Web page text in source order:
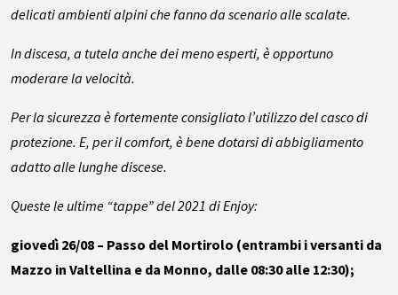
delicati ambienti alpini che fanno da scenario alle scalate.
In discesa, a tutela anche dei meno esperti, è opportuno
moderare la velocità.
Per la sicurezza è fortemente consigliato l’utilizzo del casco di
protezione. E, per il comfort, è bene dotarsi di abbigliamento
adatto alle lunghe discese.
Queste le ultime “tappe” del 2021 di Enjoy:
giovedì 26/08 – Passo del Mortirolo (entrambi i versanti da
Mazzo in Valtellina e da Monno, dalle 08:30 alle 12:30);